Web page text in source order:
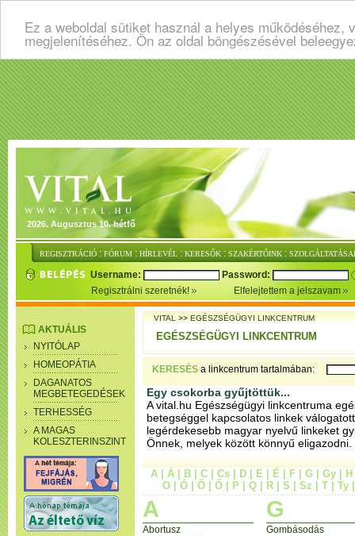
Ez a weboldal sütiket használ a helyes
megjelenítéséhez. Ön az oldal böngészésével
2026. Augusztus 10. hétfő
REGISZTRÁCIÓ : FÓRUM : HÍRLEVÉL : KERESŐK : SZAKÉRTŐINK :
Username:
Password:
Regisztrálni szeretnék!
Elfelejtettem a jelszavam
AKTUÁLIS
NYITÓLAP
HOMEOPÁTIA
DAGANATOS
MEGBETEGEDÉSEK
TERHESSÉG
A MAGAS
KOLESZTERINSZINT
VITAL>>EGÉSZSÉGÜGYI LINKCENTRUM
EGÉSZSÉGÜGYI LINKCENTRUM
KERESÉS a linkcentrum tartalmában:
Egy csokorba gyűjtöttük...
A vital.hu Egészségügyi linkcentruma
betegséggel kapcsolatos linkek
legérdekesebb magyar nyelvű linkeket
Önnek, melyek között könnyű eligazodni.
A| Á| B| C| Cs| D| E É F| G| Gy| H
O| Ó| Ö| Ő| P Q| R| S Sz T| Ty
A
Abortusz
G
Gombásodás